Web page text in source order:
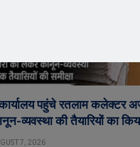
पहुंचे रतलाम कलेक्टर
व्यवस्था की तैयारियों का
7, 2026